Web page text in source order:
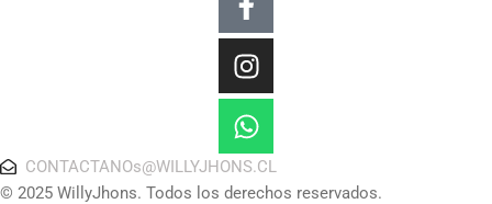
f
CONTACTANOs@WILLYJHONS.CL
© 2025 WillyJhons. Todos los derechos reservados.